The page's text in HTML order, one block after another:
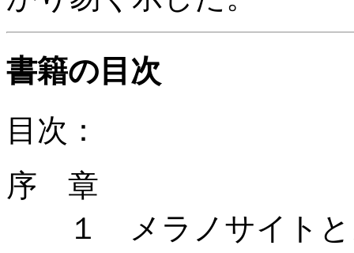
書籍の目次
目次：
序 章
１ メラノサイトと